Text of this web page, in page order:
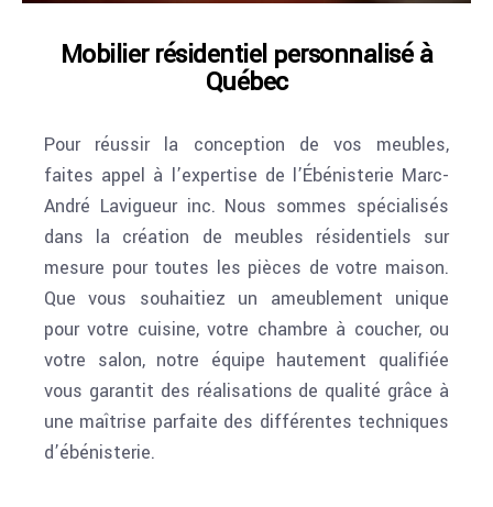
Mobilier résidentiel personnalisé à
Québec
Pour réussir la conception de vos meubles,
faites appel à l’expertise de l’Ébénisterie Marc-
André Lavigueur inc. Nous sommes spécialisés
dans la création de meubles résidentiels sur
mesure pour toutes les pièces de votre maison.
Que vous souhaitiez un ameublement unique
pour votre cuisine, votre chambre à coucher, ou
votre salon, notre équipe hautement qualifiée
vous garantit des réalisations de qualité grâce à
une maîtrise parfaite des différentes techniques
d’ébénisterie.